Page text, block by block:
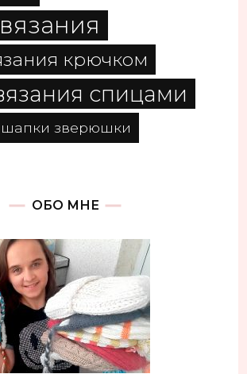
крючком
спицами
шапки зверюшки
ОБО МНЕ